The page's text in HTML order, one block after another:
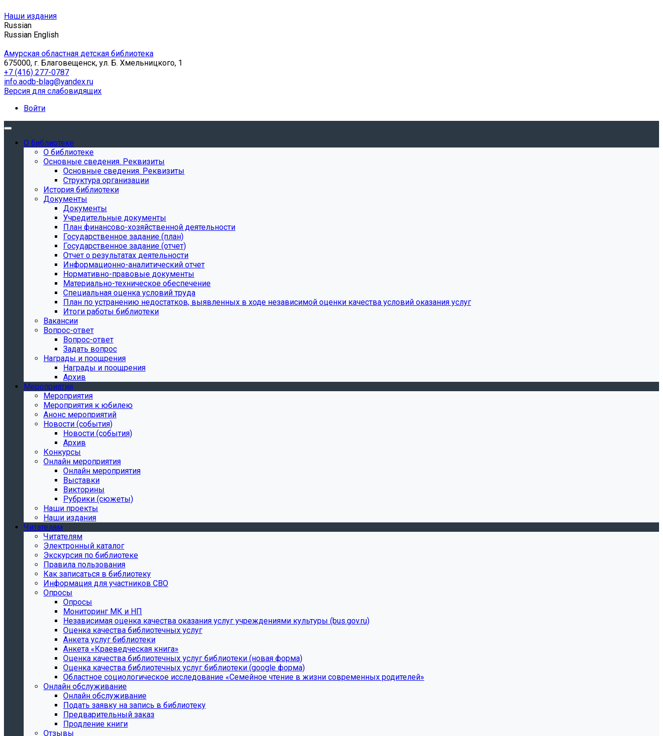
Наши издания
Russian
Russian English
Амурская областная детская библиотека
675000, г. Благовещенск, ул. Б. Хмельницкого, 1
+7 (416) 277-0787
info.aodb-blag@yandex.ru
Версия для слабовидящих
Войти
О библиотеке
О библиотеке
Основные сведения. Реквизиты
Основные сведения. Реквизиты
Структура организации
История библиотеки
Документы
Документы
Учредительные документы
План финансово-хозяйственной деятельности
Государственное задание (план)
Государственное задание (отчет)
Отчет о результатах деятельности
Информационно-аналитический отчет
Нормативно-правовые документы
Материально-техническое обеспечение
Специальная оценка условий труда
План по устранению недостатков, выявленных в ходе независимой оценки качества условий оказания услуг
Итоги работы библиотеки
Вакансии
Вопрос-ответ
Вопрос-ответ
Задать вопрос
Награды и поощрения
Награды и поощрения
Архив
Мероприятия
Мероприятия
Мероприятия к юбилею
Анонс мероприятий
Новости (события)
Новости (события)
Архив
Конкурсы
Онлайн мероприятия
Онлайн мероприятия
Выставки
Викторины
Рубрики (сюжеты)
Наши проекты
Наши издания
Читателям
Читателям
Электронный каталог
Экскурсия по библиотеке
Правила пользования
Как записаться в библиотеку
Информация для участников СВО
Опросы
Опросы
Мониторинг МК и НП
Независимая оценка качества оказания услуг учреждениями культуры (bus.gov.ru)
Оценка качества библиотечных услуг
Анкета услуг библиотеки
Анкета «Краеведческая книга»
Oценка качества библиотечных услуг библиотеки (новая форма)
Oценка качества библиотечных услуг библиотеки (google форма)
Областное социологическое исследование «Семейное чтение в жизни современных родителей»
Онлайн обслуживание
Онлайн обслуживание
Подать заявку на запись в библиотеку
Предварительный заказ
Продление книги
Отзывы